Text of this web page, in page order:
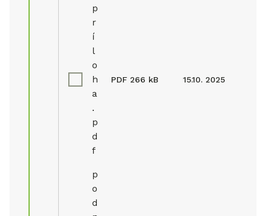
p
r
í
l
o
h
a
.
p
d
f
PDF 266 kB 15.10. 2025
p
o
d